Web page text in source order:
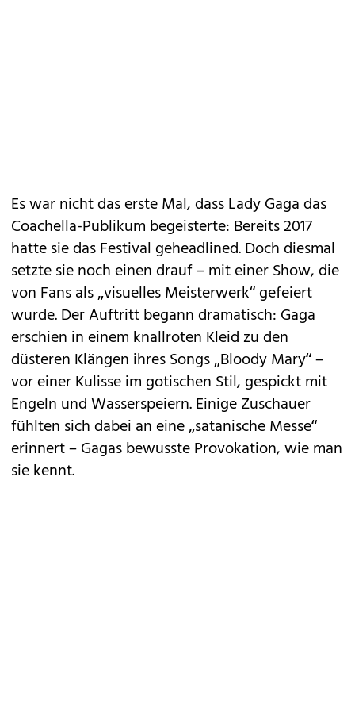
Es war nicht das erste Mal, dass Lady Gaga das
Coachella-Publikum begeisterte: Bereits 2017
hatte sie das Festival geheadlined. Doch diesmal
setzte sie noch einen drauf – mit einer Show, die
von Fans als „visuelles Meisterwerk“ gefeiert
wurde. Der Auftritt begann dramatisch: Gaga
erschien in einem knallroten Kleid zu den
düsteren Klängen ihres Songs „Bloody Mary“ –
vor einer Kulisse im gotischen Stil, gespickt mit
Engeln und Wasserspeiern. Einige Zuschauer
fühlten sich dabei an eine „satanische Messe“
erinnert – Gagas bewusste Provokation, wie man
sie kennt.